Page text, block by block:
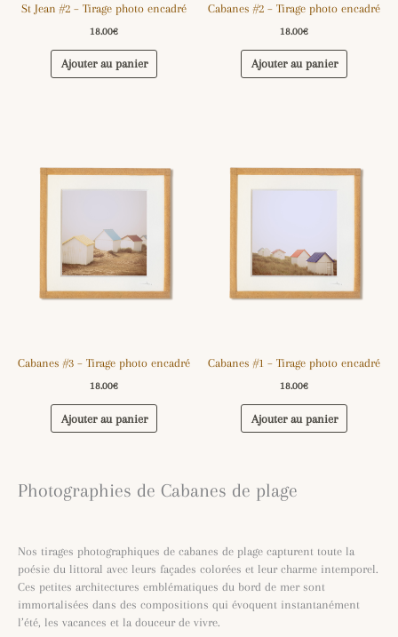
St Jean #2 – Tirage photo encadré
18.00€
Ajouter au panier
Cabanes #2 – Tirage photo encadré
18.00€
Ajouter au panier
Cabanes #3 – Tirage photo encadré
18.00€
Ajouter au panier
Cabanes #1 – Tirage photo encadré
18.00€
Ajouter au panier
Photographies de Cabanes de plage
Nos tirages photographiques de cabanes de plage capturent toute la
poésie du littoral avec leurs façades colorées et leur charme intemporel.
Ces petites architectures emblématiques du bord de mer sont
immortalisées dans des compositions qui évoquent instantanément
l’été, les vacances et la douceur de vivre.